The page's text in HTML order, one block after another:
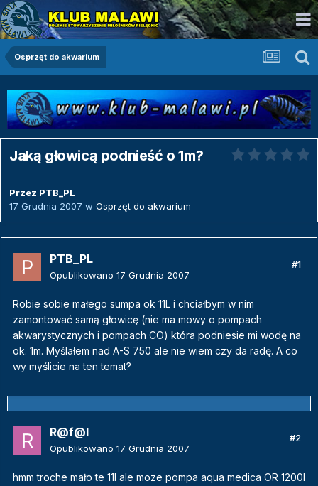
Osprzęt do akwarium
Jaką głowicą podnieść o 1m?
Przez PTB_PL
17 Grudnia 2007 w Osprzęt do akwarium
PTB_PL
Opublikowano 17 Grudnia 2007
#1
Robie sobie małego sumpa ok 11L i chciałbym w nim
zamontować samą głowicę (nie ma mowy o pompach
akwarystycznych i pompach CO) która podniesie mi wodę na
ok. 1m. Myślałem nad A-S 750 ale nie wiem czy da radę. A co
wy myślicie na ten temat?
R@f@l
Opublikowano 17 Grudnia 2007
#2
hmm troche mało te 11l ale moze pompa aqua medica OR 1200l